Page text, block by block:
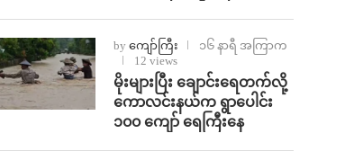
by ကျော်ကြီး
၁၆ နာရီ အကြာက
12 views
⁨မိုးများပြီး ချောင်းရေတက်လို့
ကောလင်းနယ်က ရွာပေါင်း
၁၀၀ ကျော် ရေကြီးနေ